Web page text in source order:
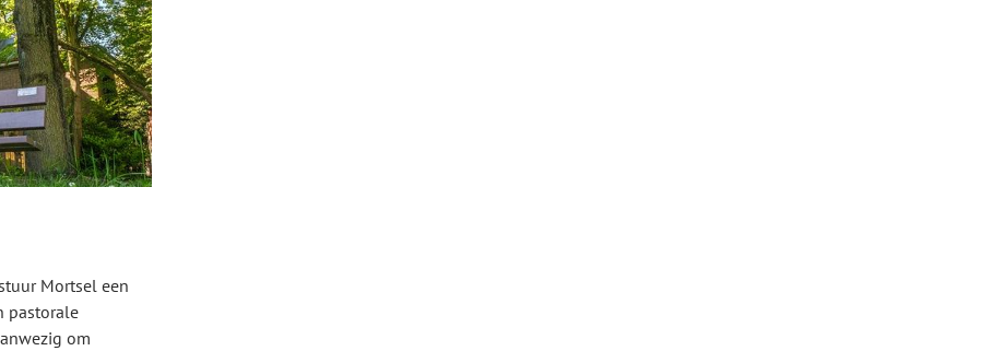
Mortsel een
pastorale
om